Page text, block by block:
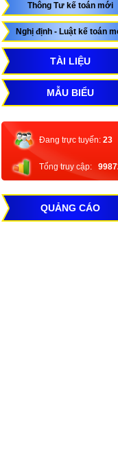
Thông Tư kế toán mới
Nghị định - Luật kế toán
TÀI LIỆU
MẪU BIỂU
Đang trực tuyến: 23
Tổng truy cập:
QUẢNG CÁO